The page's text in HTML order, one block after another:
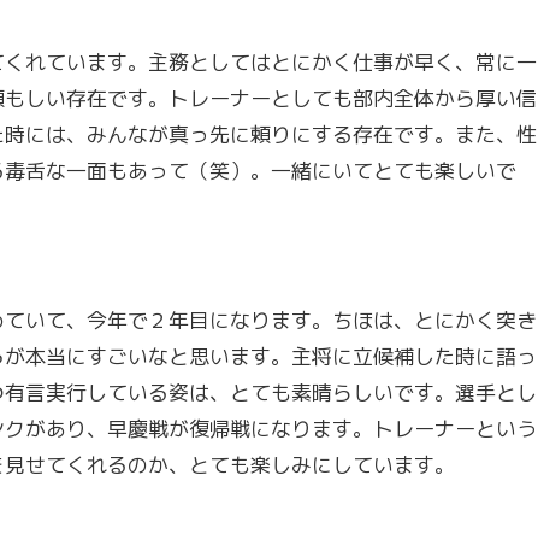
れています。主務としてはとにかく仕事が早く、常に一
しい存在です。トレーナーとしても部内全体から厚い信
には、みんなが真っ先に頼りにする存在です。また、性
舌な一面もあって（笑）。一緒にいてとても楽しいで
いて、今年で２年目になります。ちほは、とにかく突き
本当にすごいなと思います。主将に立候補した時に語っ
言実行している姿は、とても素晴らしいです。選手とし
があり、早慶戦が復帰戦になります。トレーナーという
せてくれるのか、とても楽しみにしています。